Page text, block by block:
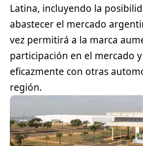
Latina, incluyendo la
abastecer el mercado
vez permitirá a la marca
participación en el mercado
eficazmente con otras
región.